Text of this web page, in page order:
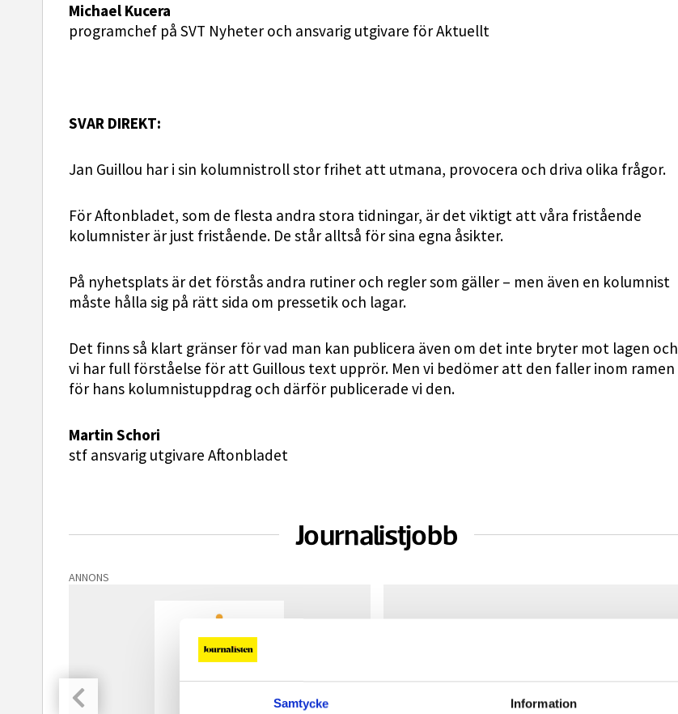
Samtycke Information
Michael Kucera
programchef på SVT Nyheter och ansvarig utgivare för Aktuellt
SVAR DIREKT:
Jan Guillou har i sin kolumnistroll stor frihet att utmana, provocera och driva olika frågor.
För Aftonbladet, som de flesta andra stora tidningar, är det viktigt att våra fristående
kolumnister är just fristående. De står alltså för sina egna åsikter.
På nyhetsplats är det förstås andra rutiner och regler som gäller – men även en kolumnist
måste hålla sig på rätt sida om pressetik och lagar.
Det finns så klart gränser för vad man kan publicera även om det inte bryter mot lagen och
vi har full förståelse för att Guillous text upprör. Men vi bedömer att den faller inom ramen
för hans kolumnistuppdrag och därför publicerade vi den.
Martin Schori
stf ansvarig utgivare Aftonbladet
Journalistjobb
ANNONS